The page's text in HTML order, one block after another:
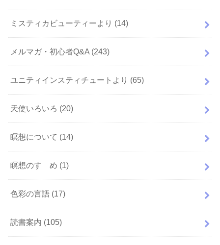
ミスティカビューティーより (14)
メルマガ・初心者Q&A (243)
ユニティインスティチュートより (65)
天使いろいろ (20)
瞑想について (14)
瞑想のすゝめ (1)
色彩の言語 (17)
読書案内 (105)